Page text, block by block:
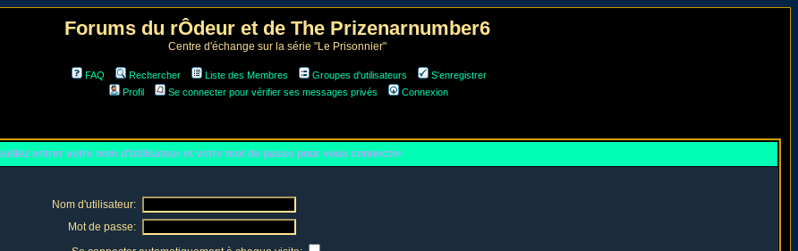
Forums du rÔdeur et de The Prizenarnumber6
Centre d'échange sur la série "Le Prisonnier"
FAQ Rechercher Liste des Membres Groupes d'utilisateurs
S'enregistrer
Profil
Se connecter pour vérifier ses messages privés Connexion
entrer votre nom d'utilisateur et votre mot de passe pour vous connecter
Nom d'utilisateur:
Mot de passe: